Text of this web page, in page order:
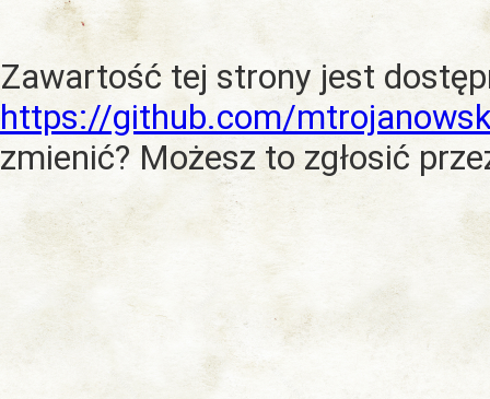
Zawartość tej strony jest
https://github.com/
zmienić? Możesz to zgłosić